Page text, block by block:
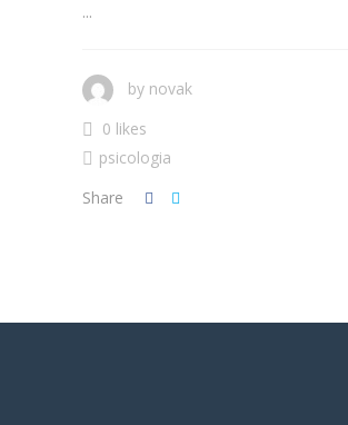
...
by novak
0 likes
psicologia
Share